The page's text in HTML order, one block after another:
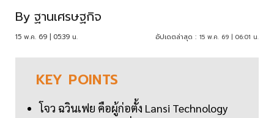
By ฐานเศรษฐกิจ
15 พ.ค. 69 | 05:39 น. อัปเดตล่าสุด : 15 พ.ค. 69 | 06:01 น.
KEY POINTS
โจว ฉวินเฟย คือผู้ก่อตั้ง Lansi Technology